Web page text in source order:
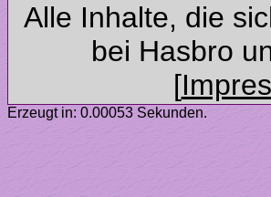
Alle Inhalte, die
Erzeugt in: 0.00053 Sekunden.